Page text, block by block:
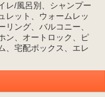
レ/風呂別、シャンプー
レット、ウォームレッ
リング、バルコニー、
ン、オートロック、ピ
、宅配ボックス、エレ